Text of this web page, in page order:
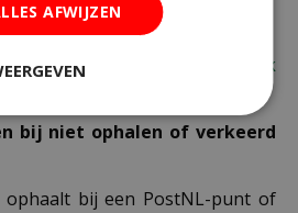
landen:
ook buiten Nederland,
bekijk
bij niet ophalen of verkeerd
bij een PostNL-punt of
AFWIJZEN